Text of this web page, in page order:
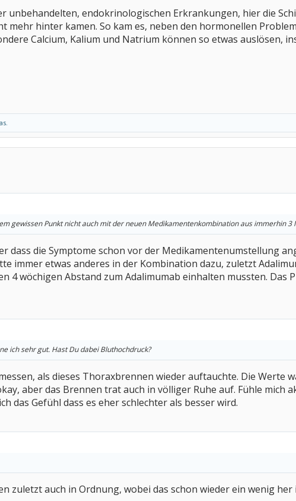
unbehandelten, endokrinologischen Erkrankungen, hier die
mehr hinter kamen. So kam es, neben den hormonellen
Calcium, Kalium und Natrium können so etwas auslösen,
gewissen Punkt nicht auch mit der neuen Medikamentenkombination aus immerhin 3
dass die Symptome schon vor der Medikamentenumstellung
immer etwas anderes in der Kombination dazu, zuletzt
4 wöchigen Abstand zum Adalimumab einhalten mussten. Das
ich sehr gut. Hast Du dabei Bluthochdruck?
als dieses Thoraxbrennen wieder auftauchte. Die Werte
aber das Brennen trat auch in völliger Ruhe auf. Fühle mich
das Gefühl dass es eher schlechter als besser wird.
zuletzt auch in Ordnung, wobei das schon wieder ein wenig